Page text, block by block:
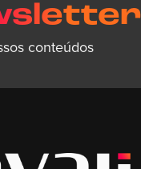
conteúdos